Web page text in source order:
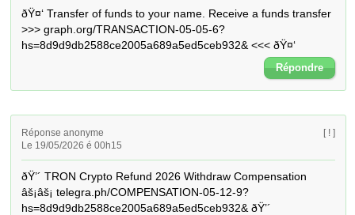
ðŸ¤‘ Transfer of funds to your name. Receive a funds transfer
>>> graph.org/TRANSACTION-05-05-6?
hs=8d9d9db2588ce2005a689a5ed5ceb932& <<< ðŸ¤‘
Répondre
Réponse anonyme
Le 19/05/2026 é 00h15
[ ! ]
ðŸ’´ TRON Crypto Refund 2026 Withdraw Compensation
âš¡âš¡ telegra.ph/COMPENSATION-05-12-9?
hs=8d9d9db2588ce2005a689a5ed5ceb932& ðŸ’´